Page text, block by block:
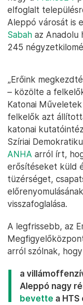
elfoglalt
Aleppó városát is
Sabah az Anadolu
245
„Erőink
– közölte a
Katonai
felkelők azt
katonai
Szíriai
ANHA arról írt,
erősítéseket küld
tüzérséget,
visszafoglalása.
A legfrissebb, az
arról szólnak, hogy
a
Aleppó nagy
bevette a